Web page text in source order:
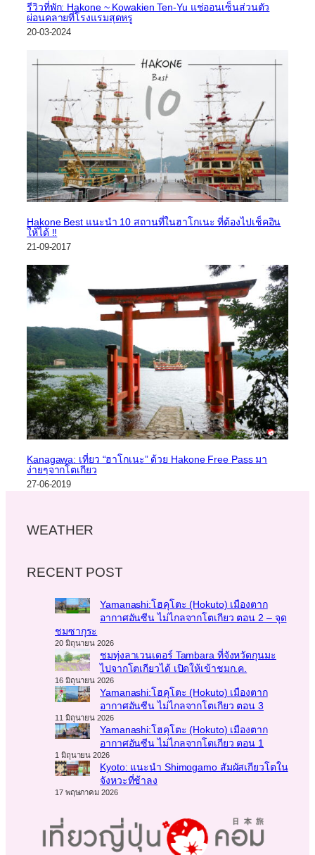
รีวิวที่พัก: Hakone ~ Kowakien Ten-Yu แช่ออนเซ็นส่วนตัว
ผ่อนคลายที่โรงแรมสุดหรู
20-03-2024
Hakone Best แนะนำ 10 สถานที่ในฮาโกเนะ ที่ต้องไปเช็คอิน
ให้ได้ !!
21-09-2017
Kanagawa: เที่ยว “ฮาโกเนะ” ด้วย Hakone Free Pass มา
ง่ายๆจากโตเกียว
27-06-2019
WEATHER
RECENT POST
Yamanashi:โฮคุโตะ (Hokuto) เมืองตาก
อากาศอันซีน ไม่ไกลจากโตเกียว ตอน 2 – จุด
ชมซากุระ
20 มิถุนายน 2026
ชมทุ่งลาเวนเดอร์ Tambara ที่จังหวัดกุนมะ
ไปจากโตเกียวได้ เปิดให้เข้าชมก.ค.
16 มิถุนายน 2026
Yamanashi:โฮคุโตะ (Hokuto) เมืองตาก
อากาศอันซีน ไม่ไกลจากโตเกียว ตอน 3
11 มิถุนายน 2026
Yamanashi:โฮคุโตะ (Hokuto) เมืองตาก
อากาศอันซีน ไม่ไกลจากโตเกียว ตอน 1
1 มิถุนายน 2026
Kyoto: แนะนำ Shimogamo สัมผัสเกียวโตใน
จังหวะที่ช้าลง
17 พฤษภาคม 2026